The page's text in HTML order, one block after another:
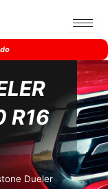
R16
Dueler